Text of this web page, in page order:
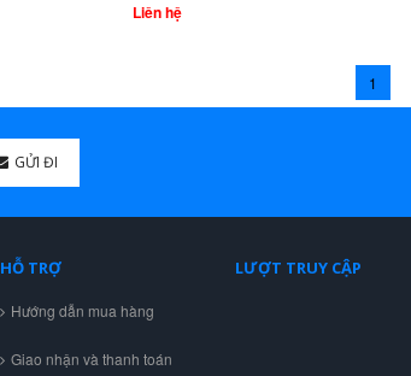
Liên hệ
1
GỬI ĐI
HỖ TRỢ
Hướng dẫn mua hàng
Giao nhận và thanh toán
LƯỢT TRUY CẬP